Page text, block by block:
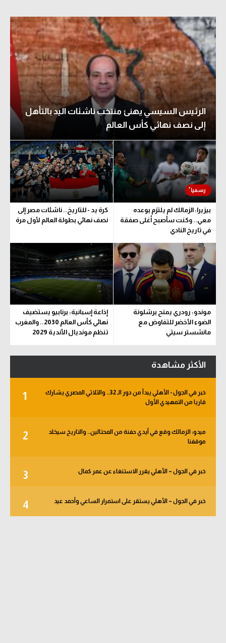
الرئيس السيسي يهنئ منتخب ناشئات اليد بالتأهل
إلى نصف نهائي كأس العالم
بيزيرا: الزمالك لم يلتزم بوعده
معي.. وكنت سأصبح أغلى صفقة
في تاريخ النادي
كرة يد - للتاريخ.. ناشئات مصر إلى
نصف نهائي بطولة العالم لأول مرة
موندو: رودري يمنح برشلونة
الضوء الأخضر للتفاوض مع
مانشستر سيتي
إذاعة إسبانية: برنابيو يستضيف
نهائي كأس العالم 2030.. والمغرب
تنظم مونديال الأندية 2029
الأكثر مشاهدة
1
خبر في الجول - الأهلي يبدأ من دور الـ 32.. والثلاثي المصري يشارك
قاريا من التمهيدي الأول
2
ميدو: الزمالك وقع في أيدي حفنة من المحتالين.. والتاريخ سيخلد
موقفنا
3 خبر في الجول – الأهلي يقرر الاستنغاء عن عمر كمال
4 خبر في الجول – الأهلي يستقر على استمرار الساعي وأحمد عيد